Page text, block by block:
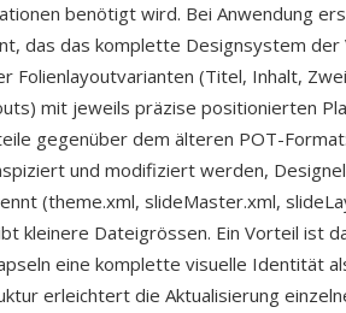
benötigt wird. Bei Anwendung
das das komplette Designsystem der
Folienlayoutvarianten (Titel, Inhalt,
mit jeweils präzise positionierten
gegenüber dem älteren POT-
und modifiziert werden,
(theme.xml, slideMaster.xml,
kleinere Dateigrössen. Ein Vorteil ist
eine komplette visuelle Identität
erleichtert die Aktualisierung